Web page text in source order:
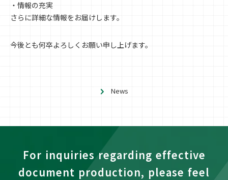
・情報の充実
さらに詳細な情報をお届けします。
今後とも何卒よろしくお願い申し上げます。
News
For inquiries regarding effective
document production, please feel